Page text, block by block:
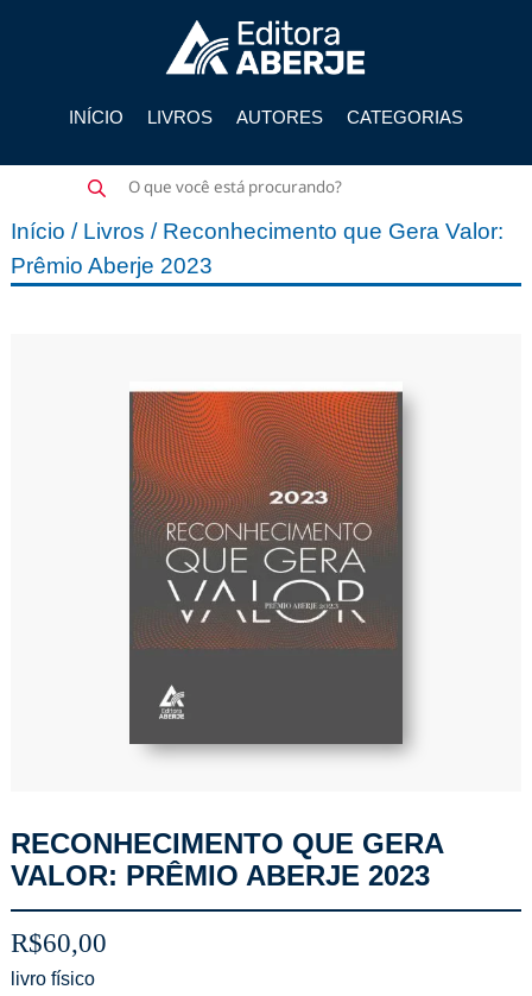
INÍCIO LIVROS AUTORES CATEGORIAS
Pesquisar
produtos
Início / Livros / Reconhecimento que Gera Valor:
Prêmio Aberje 2023
RECONHECIMENTO QUE GERA
VALOR: PRÊMIO ABERJE 2023
R$60,00